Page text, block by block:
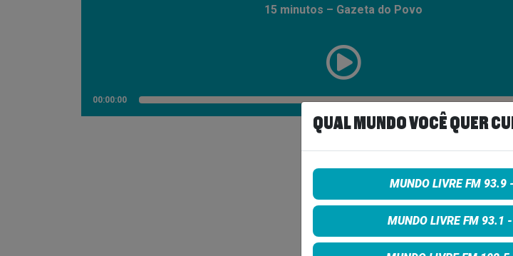
15 minutos – Gazeta do Povo
00:00:00
QUAL MUNDO VOCÊ QUER
MUNDO LIVRE FM 93.9
MUNDO LIVRE FM 93.1